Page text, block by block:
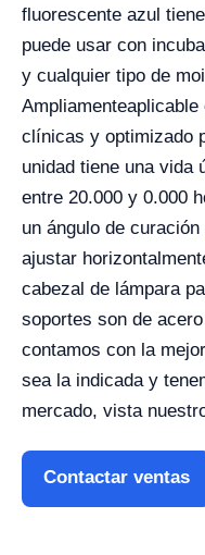
fluorescente azul
puede usar con
y cualquier tipo de
Ampliamenteaplicable
clínicas y optimizado
unidad tiene una vida
entre 20.000 y 0.000
un ángulo de
ajustar
cabezal de lámpara
soportes son de
contamos con la
sea la indicada y
mercado, vista
Contactar ventas